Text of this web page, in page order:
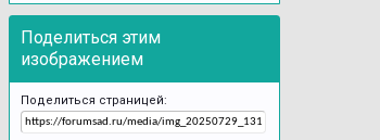
Поделиться этим
изображением
Поделиться страницей: